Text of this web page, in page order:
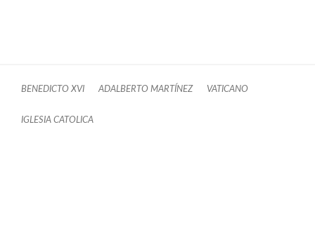
BENEDICTO XVI ADALBERTO MARTÍNEZ VATICANO
IGLESIA CATOLICA